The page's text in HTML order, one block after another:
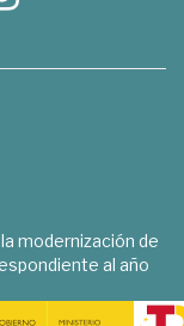
modernización de
al año